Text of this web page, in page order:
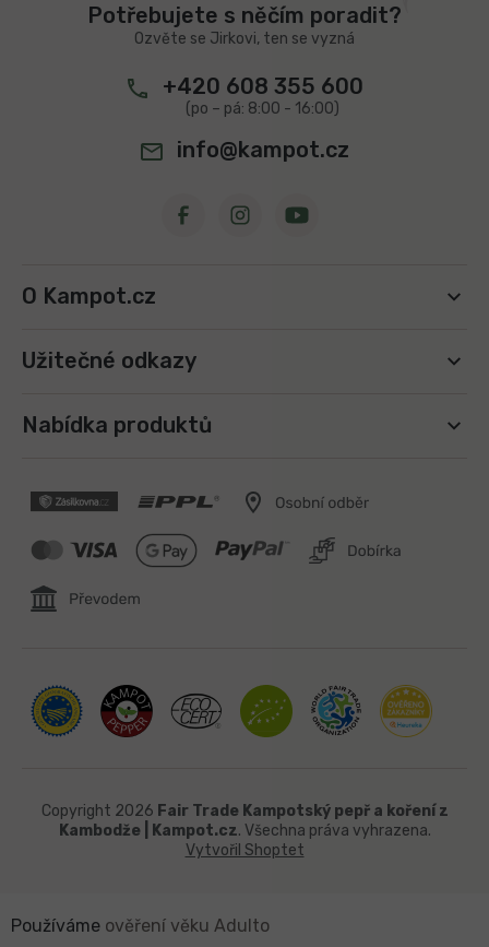
Potřebujete s něčím poradit?
Ozvěte se Jirkovi, ten se vyzná
+420 608 355 600
info@kampot.cz
O Kampot.cz
Užitečné odkazy
Nabídka produktů
Vytvořil Shoptet
Copyright 2026 Fair Trade Kampotský pepř a koření z
Kambodže | Kampot.cz. Všechna práva vyhrazena.
Používáme ověření věku Adulto